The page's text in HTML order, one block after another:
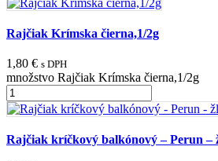
Rajčiak Krímska čierna,1/2g
1,80 € s DPH
množstvo Rajčiak Krímska čierna,1/2g
Rajčiak kríčkový balkónový – Perun –